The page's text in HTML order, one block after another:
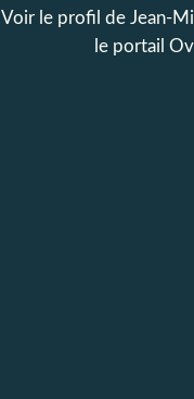
Voir le profil de Jean-
le portail